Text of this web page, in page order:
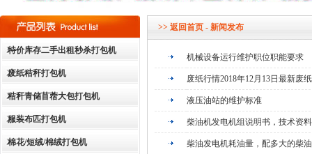
dddddddddddd
特价库存二手出租秒杀打包机
废纸秸秆打包机
秸秆青储苜蓿大包打包机
服装布匹打包机
棉花/短绒/棉绒打包机
>> 返回首页 - 新闻发布
机械设备运行维护职位职能要求
废纸行情2018年12月13日最新废
液压油站的维护标准
柴油机发电机组说明书，技术资
柴油发电机耗油量，配多大的柴